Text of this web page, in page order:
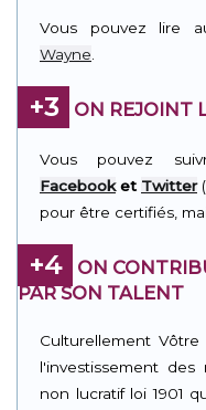
Vous pouvez lire
Wayne.
+3 ON REJOINT
Vous pouvez
Facebooket Twitter
pour être certifiés,
+4
ON
PAR SON TALENT
Culturellement
l'investissement
non lucratif loi 1901